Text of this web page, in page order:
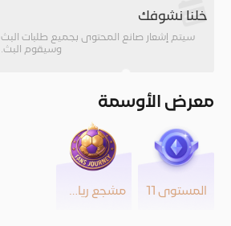
خلنا نشوفك
سيتم إشعار صانع المحتوى بجميع طلبات البث
وسيقوم البث.
معرض الأوسمة
المستوى 11 مشجع رياضي